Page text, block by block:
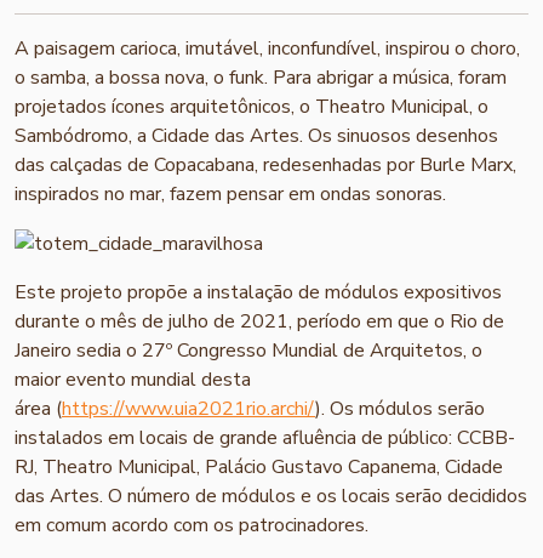
A paisagem carioca, imutável, inconfundível, inspirou o choro,
o samba, a bossa nova, o funk. Para abrigar a música, foram
projetados ícones arquitetônicos, o Theatro Municipal, o
Sambódromo, a Cidade das Artes. Os sinuosos desenhos
das calçadas de Copacabana, redesenhadas por Burle Marx,
inspirados no mar, fazem pensar em ondas sonoras.
Este projeto propõe a instalação de módulos expositivos
durante o mês de julho de 2021, período em que o Rio de
Janeiro sedia o 27º Congresso Mundial de Arquitetos, o
maior evento mundial desta
área (https://www.uia2021rio.archi/). Os módulos serão
instalados em locais de grande afluência de público: CCBB-
RJ, Theatro Municipal, Palácio Gustavo Capanema, Cidade
das Artes. O número de módulos e os locais serão decididos
em comum acordo com os patrocinadores.